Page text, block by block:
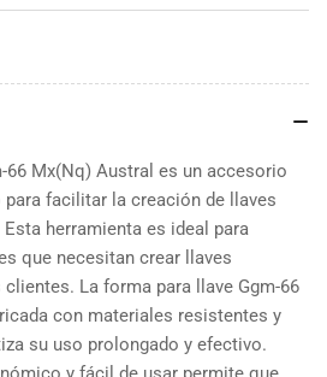
66 Mx(Nq) Austral es un accesorio
facilitar la creación de llaves
herramienta es ideal para
que necesitan crear llaves
La forma para llave Ggm-66
con materiales resistentes y
su uso prolongado y efectivo.